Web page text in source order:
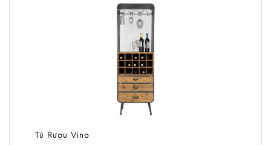
Tủ Rượu Vino